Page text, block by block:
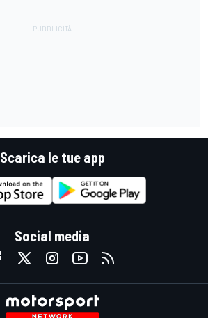
Scarica le tue app
Social media